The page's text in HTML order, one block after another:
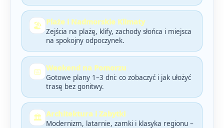
🏖️ Plaże i Nadmorskie Klimaty
Zejścia na plażę, klify, zachody słońca i miejsca
na spokojny odpoczynek.
📅 Weekend na Pomorzu
Gotowe plany 1–3 dni: co zobaczyć i jak ułożyć
trasę bez gonitwy.
🏛️ Architektura i Zabytki
Modernizm, latarnie, zamki i klasyka regionu –